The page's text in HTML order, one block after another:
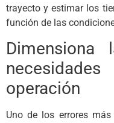
trayecto y estimar los
función de las
operación
Uno de los errores